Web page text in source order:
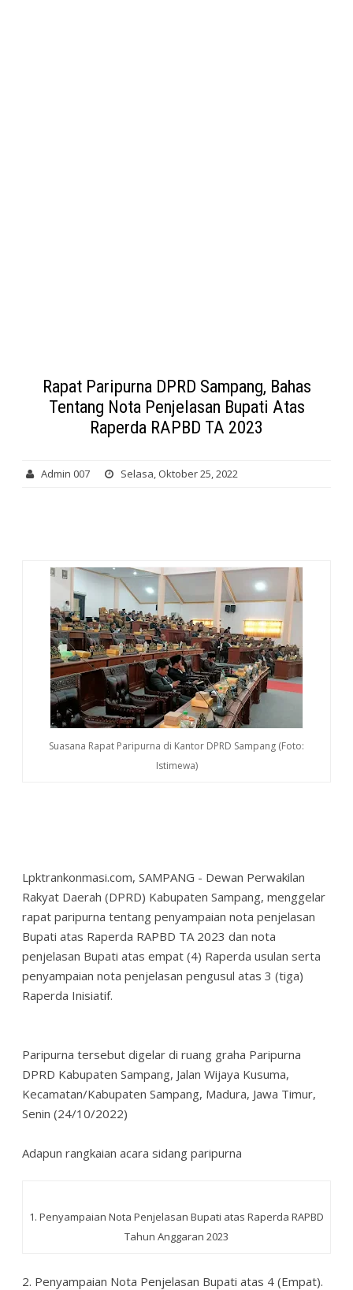
Rapat Paripurna DPRD Sampang, Bahas
Tentang Nota Penjelasan Bupati Atas
Raperda RAPBD TA 2023
Admin 007 Selasa, Oktober 25, 2022
Suasana Rapat Paripurna di Kantor DPRD Sampang (Foto:
Istimewa)
Lpktrankonmasi.com, SAMPANG - Dewan Perwakilan
Rakyat Daerah (DPRD) Kabupaten Sampang, menggelar
rapat paripurna tentang penyampaian nota penjelasan
Bupati atas Raperda RAPBD TA 2023 dan nota
penjelasan Bupati atas empat (4) Raperda usulan serta
penyampaian nota penjelasan pengusul atas 3 (tiga)
Raperda Inisiatif.
Paripurna tersebut digelar di ruang graha Paripurna
DPRD Kabupaten Sampang, Jalan Wijaya Kusuma,
Kecamatan/Kabupaten Sampang, Madura, Jawa Timur,
Senin (24/10/2022)
Adapun rangkaian acara sidang paripurna
1. Penyampaian Nota Penjelasan Bupati atas Raperda RAPBD
Tahun Anggaran 2023
2. Penyampaian Nota Penjelasan Bupati atas 4 (Empat).